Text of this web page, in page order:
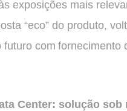
exposições mais
“eco” do produto,
futuro com fornecimento
Center: solução